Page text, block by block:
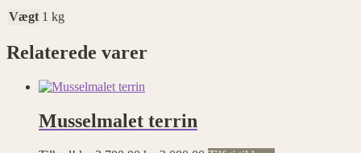
Vægt 1 kg
Relaterede varer
Musselmalet terrin